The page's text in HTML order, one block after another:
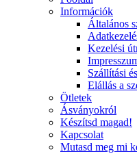
Információk
Általános
Kezelési
Szállítási
Elállás a
Ötletek
Ásványokról
Készítsd magad!
Kapcsolat
Mutasd meg mi